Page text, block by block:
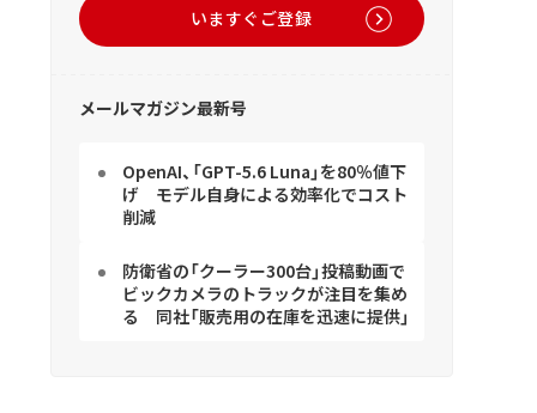
いますぐご登録
メールマガジン最新号
OpenAI、「GPT-5.6 Luna」を80％値下
げ モデル自身による効率化でコスト
削減
防衛省の「クーラー300台」投稿動画で
ビックカメラのトラックが注目を集め
る 同社「販売用の在庫を迅速に提供」